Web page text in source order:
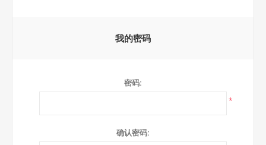
我的密码
密码:
*
确认密码: